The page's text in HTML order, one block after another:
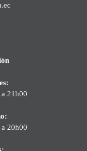
21h00
20h00